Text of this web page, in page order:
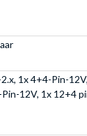
1x 4+4-Pin-
12V, 1x 12+4